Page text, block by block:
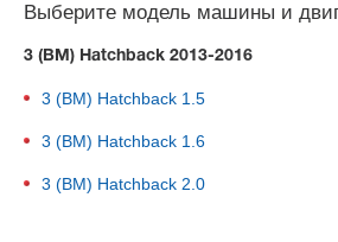
Выберите модель машины и
3 (BM) Hatchback 2013-2016
3 (BM) Hatchback 1.5
3 (BM) Hatchback 1.6
3 (BM) Hatchback 2.0